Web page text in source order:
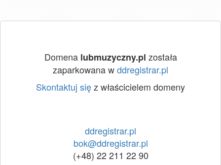
Domena lubmuzyczny.pl została
zaparkowana wddregistrar.pl
Skontaktuj sięz właścicielem domeny
ddregistrar.pl
bok@ddregistrar.pl
(+48) 22 211 22 90